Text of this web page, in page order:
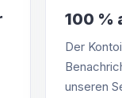
100 %
Der
unseren